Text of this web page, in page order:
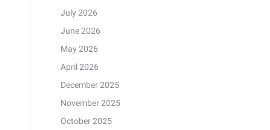
July 2026
June 2026
May 2026
April 2026
December 2025
November 2025
October 2025